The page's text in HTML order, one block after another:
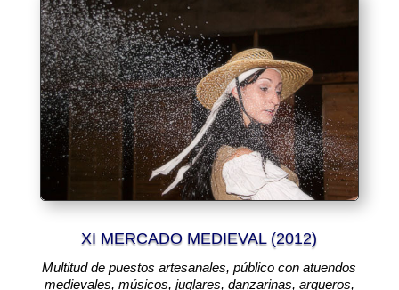
XI MERCADO MEDIEVAL (2012)
Multitud de puestos artesanales, público con atuendos
medievales, músicos, juglares, danzarinas, arqueros,